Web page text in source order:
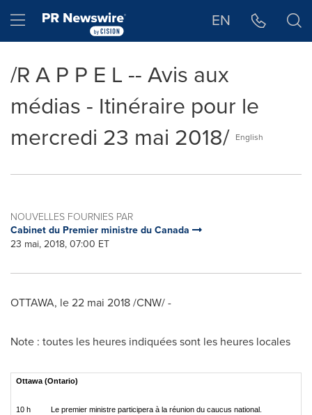
Hamburger menu EN
/R A P P E L -- Avis aux
médias - Itinéraire pour le
mercredi 23 mai 2018/ English
NOUVELLES FOURNIES PAR
Cabinet du Premier ministre du Canada
23 mai, 2018, 07:00 ET
OTTAWA, le 22 mai 2018 /CNW/ -
Note : toutes les heures indiquées sont les heures locales
Ottawa (Ontario)
10 h Le premier ministre participera à la réunion du caucus national.